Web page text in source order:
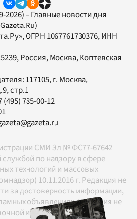
2026) – Главные новости дня
, ОГРН 1067761730376, ИНН
Россия, Москва, Коптевская
117105, г. Москва,
стр.1
(495) 785-00-12
СМИ Эл № ФС77-67642
по надзору в сфере
технологий и массовых
10.11.2016 г. Редакция не
за достоверность информации,
объявлениях. Редакция не
информации.